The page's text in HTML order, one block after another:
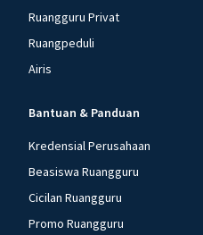
Ruangguru Privat
Ruangpeduli
Airis
Bantuan & Panduan
Kredensial Perusahaan
Beasiswa Ruangguru
Cicilan Ruangguru
Promo Ruangguru